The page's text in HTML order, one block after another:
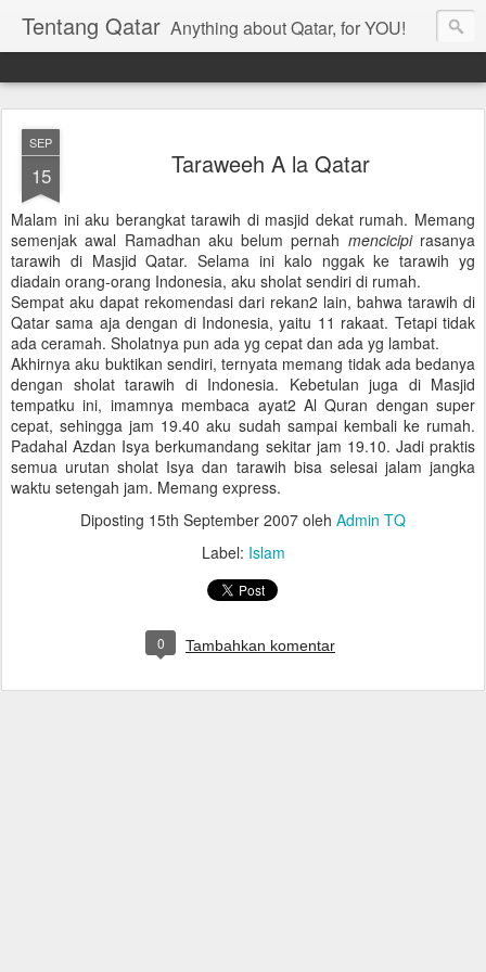
Tentang Qatar Anything about Qatar, for YOU!
SEP
15 Taraweeh A la Qatar
Malam ini aku berangkat tarawih di masjid dekat rumah. Memang
semenjak awal Ramadhan aku belum pernah mencicipirasanya
tarawih di Masjid Qatar. Selama ini kalo nggak ke tarawih yg
diadain orang-orang Indonesia, aku sholat sendiri di rumah.
Sempat aku dapat rekomendasi dari rekan2 lain, bahwa tarawih di
Qatar sama aja dengan di Indonesia, yaitu 11 rakaat. Tetapi tidak
ada ceramah. Sholatnya pun ada yg cepat dan ada yg lambat.
Akhirnya aku buktikan sendiri, ternyata memang tidak ada bedanya
dengan sholat tarawih di Indonesia. Kebetulan juga di Masjid
tempatku ini, imamnya membaca ayat2 Al Quran dengan super
cepat, sehingga jam 19.40 aku sudah sampai kembali ke rumah.
Padahal Azdan Isya berkumandang sekitar jam 19.10. Jadi praktis
semua urutan sholat Isya dan tarawih bisa selesai jalam jangka
waktu setengah jam. Memang express.
Diposting 15th September 2007 oleh Admin TQ
Label: Islam
0 Tambahkan komentar